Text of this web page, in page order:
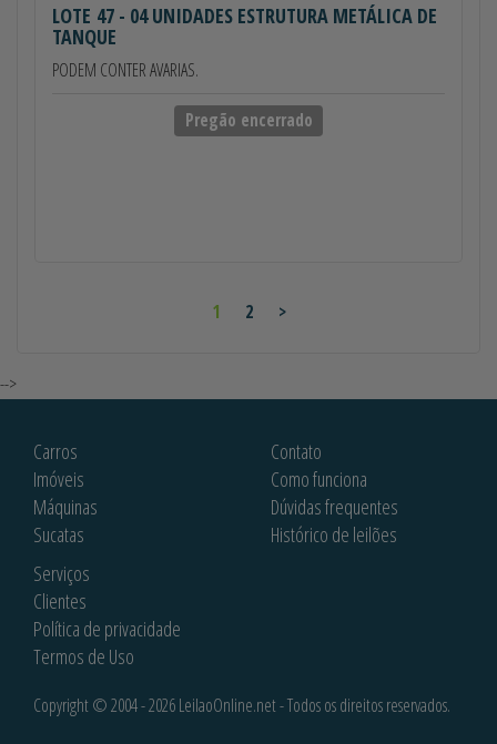
LOTE 47 - 04 UNIDADES ESTRUTURA METÁLICA DE
TANQUE
PODEM CONTER AVARIAS.
Pregão encerrado
1 2 >
-->
Carros
Imóveis
Máquinas
Sucatas
Contato
Como funciona
Dúvidas frequentes
Histórico de leilões
Serviços
Clientes
Política de privacidade
Termos de Uso
Copyright © 2004 - 2026 LeilaoOnline.net - Todos os direitos reservados.